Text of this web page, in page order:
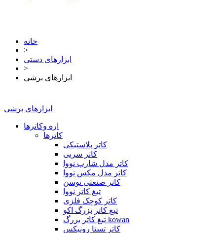
خانه
>
ابزارهای دستی
>
ابزارهای برشی
ابزارهای برشی
اره وکاترها
کاترها
کاتر پلاستیکی
کاتر سربی
کاتر مدل شارپ نووا
کاتر مدل مکس نووا
کاتر صنعتی توسن
تیغ کاتر نووا
کاتر کوچک فلزی
تیغ کاتر بزرگ اکو
تیغ کاتر بزرگ kowan
کاتر تستا رونیکس